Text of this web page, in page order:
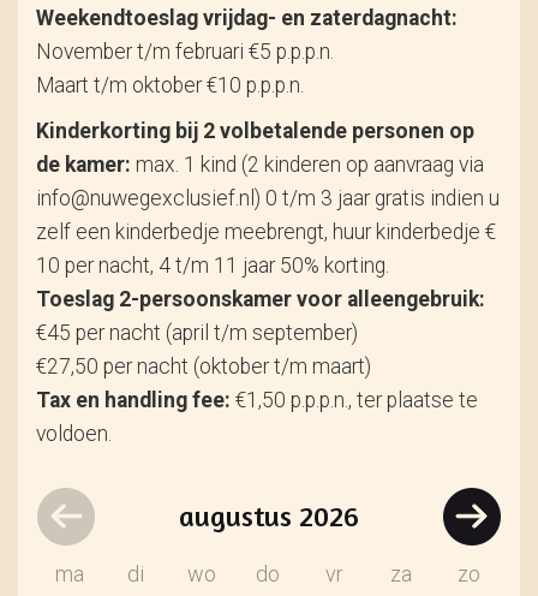
Weekendtoeslag vrijdag- en zaterdagnacht:
November t/m februari €5 p.p.p.n.
Maart t/m oktober €10 p.p.p.n.
Kinderkorting bij 2 volbetalende personen op
de kamer: max. 1 kind (2 kinderen op aanvraag via
info@nuwegexclusief.nl) 0 t/m 3 jaar gratis indien u
zelf een kinderbedje meebrengt, huur kinderbedje €
10 per nacht, 4 t/m 11 jaar 50% korting.
Toeslag 2-persoonskamer voor alleengebruik:
€45 per nacht (april t/m september)
€27,50 per nacht (oktober t/m maart)
Tax en handling fee: €1,50 p.p.p.n., ter plaatse te
voldoen.
augustus 2026
ma di wo do vr za zo